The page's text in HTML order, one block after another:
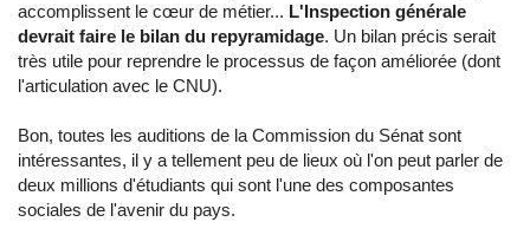
accomplissent le cœur de métier... L'Inspection générale
devrait faire le bilan du repyramidage. Un bilan précis serait
très utile pour reprendre le processus de façon améliorée (dont
l'articulation avec le CNU).
Bon, toutes les auditions de la Commission du Sénat sont
intéressantes, il y a tellement peu de lieux où l'on peut parler de
deux millions d'étudiants qui sont l'une des composantes
sociales de l'avenir du pays.